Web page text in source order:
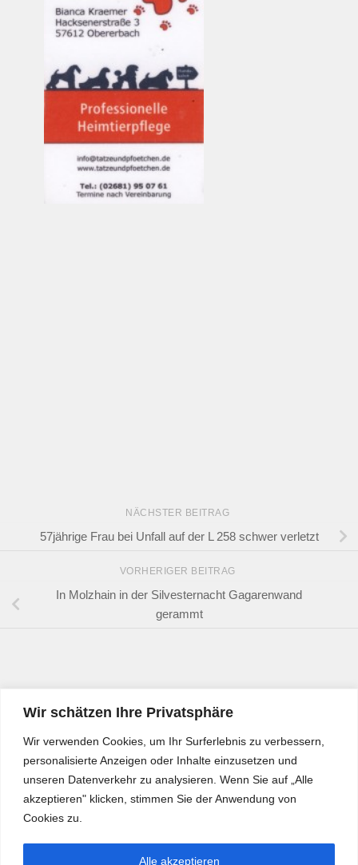
Wir schätzen Ihre Privatsphäre
Wir verwenden Cookies, um Ihr Surferlebnis zu verbessern,
personalisierte Anzeigen oder Inhalte einzusetzen und
unseren Datenverkehr zu analysieren. Wenn Sie auf „Alle
akzeptieren" klicken, stimmen Sie der Anwendung von
Cookies zu.
Alle akzeptieren
NÄCHSTER BEITRAG
57jährige Frau bei Unfall auf der L 258 schwer verletzt
VORHERIGER BEITRAG
In Molzhain in der Silvesternacht Gagarenwand
gerammt